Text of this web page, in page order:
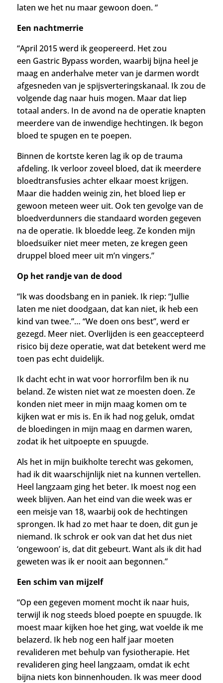
laten we het nu maar gewoon doen. “
Een nachtmerrie
“April 2015 werd ik geopereerd. Het zou
een Gastric Bypass worden, waarbij bijna heel je
maag en anderhalve meter van je darmen wordt
afgesneden van je spijsverteringskanaal. Ik zou de
volgende dag naar huis mogen. Maar dat liep
totaal anders. In de avond na de operatie knapten
meerdere van de inwendige hechtingen. Ik begon
bloed te spugen en te poepen.
Binnen de kortste keren lag ik op de trauma
afdeling. Ik verloor zoveel bloed, dat ik meerdere
bloedtransfusies achter elkaar moest krijgen.
Maar die hadden weinig zin, het bloed liep er
gewoon meteen weer uit. Ook ten gevolge van de
bloedverdunners die standaard worden gegeven
na de operatie. Ik bloedde leeg.Ze konden mijn
bloedsuiker niet meer meten, ze kregen geen
druppel bloed meer uit m’n vingers.”
Op het randje van de dood
“Ik was doodsbang en in paniek. Ik riep: “Jullie
laten me niet doodgaan, dat kan niet, ik heb een
kind van twee.”… “We doen ons best”, werd er
gezegd. Meer niet. Overlijden is een geaccepteerd
risico bij deze operatie, wat dat betekent werd me
toen pas echt duidelijk.
Ik dacht echt in wat voor horrorfilm ben ik nu
beland. Ze wisten niet wat ze moesten doen. Ze
konden niet meer in mijn maag komen om te
kijken wat er mis is. En ik had nog geluk, omdat
de bloedingen in mijn maag en darmen waren,
zodat ik het uitpoepte en spuugde.
Als het in mijn buikholte terecht was gekomen,
had ik dit waarschijnlijk niet na kunnen vertellen.
Heel langzaam ging het beter. Ik moest nog een
week blijven. Aan het eind van die week was er
een meisje van 18, waarbij ook de hechtingen
sprongen. Ik had zo met haar te doen, dit gun je
niemand. Ik schrok er ook van dat het dus niet
‘ongewoon’ is, dat dit gebeurt. Want als ik dit had
geweten was ik er nooit aan begonnen.”
Een schim van mijzelf
“Op een gegeven moment mocht ik naar huis,
terwijl ik nog steeds bloed poepte en spuugde. Ik
moest maar kijken hoe het ging, wat voelde ik me
belazerd. Ik heb nog een half jaar moeten
revalideren met behulp van fysiotherapie. Het
revalideren ging heel langzaam, omdat ik echt
bijna niets kon binnenhouden. Ik was meer dood